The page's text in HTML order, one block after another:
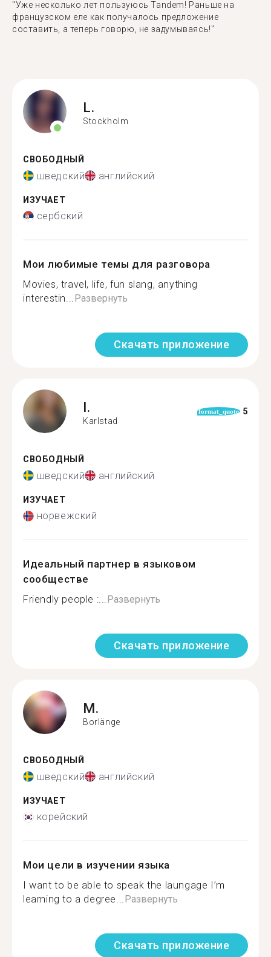
"​​Уже несколько лет пользуюсь Tandem! Раньше на
французском еле как получалось предложение
составить, а теперь говорю, не задумываясь!"
L.
Stockholm
СВОБОДНЫЙ
шведский английский
ИЗУЧАЕТ
сербский
Мои любимые темы для разговора
Movies, travel, life, fun slang, anything
interestin...Развернуть
Скачать приложение
I.
Karlstad
format_quote 5
СВОБОДНЫЙ
шведский английский
ИЗУЧАЕТ
норвежский
Идеальный партнер в языковом
сообществе
Friendly people :...Развернуть
Скачать приложение
M.
Borlänge
СВОБОДНЫЙ
шведский английский
ИЗУЧАЕТ
корейский
Мои цели в изучении языка
I want to be able to speak the laungage I’m
learning to a degree...Развернуть
Скачать приложение